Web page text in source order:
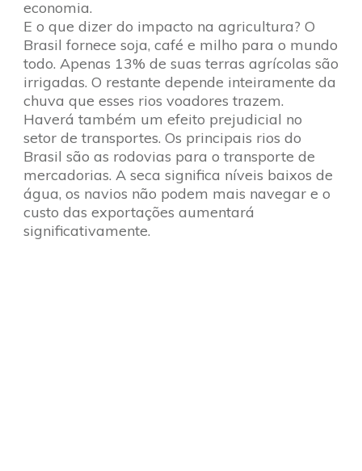
economia.
E o que dizer do impacto na agricultura? O
Brasil fornece soja, café e milho para o mundo
todo. Apenas 13% de suas terras agrícolas são
irrigadas. O restante depende inteiramente da
chuva que esses rios voadores trazem.
Haverá também um efeito prejudicial no
setor de transportes. Os principais rios do
Brasil são as rodovias para o transporte de
mercadorias. A seca significa níveis baixos de
água, os navios não podem mais navegar e o
custo das exportações aumentará
significativamente.